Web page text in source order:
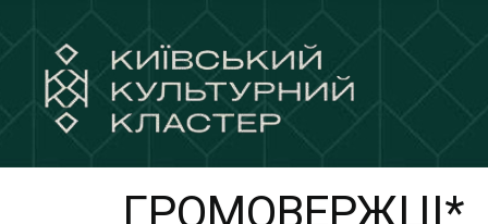
ГРОМОВЕРЖЦІ*